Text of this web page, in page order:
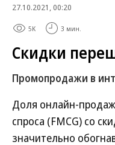
27.10.2021, 00:20
5K 3 мин.
Скидки
Промопродажи в
Доля онлайн-
спроса (FMCG) со
значительно